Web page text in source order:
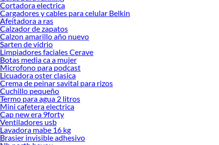
Cortadora electrica
Cargadores y cables para celular Belkin
Afeitadora a ras
Calzador de zapatos
Calzon amarillo año nuevo
Sarten de vidrio
Limpiadores faciales Cerave
Botas media ca a mujer
Microfono para podcast
Licuadora oster clasica
Crema de peinar savital para rizos
Cuchillo pequeño
Termo para agua 2 litros
Mini cafetera electrica
Cap new era 9forty
Ventiladores usb
Lavadora mabe 16 kg
Brasier invisible adhesivo